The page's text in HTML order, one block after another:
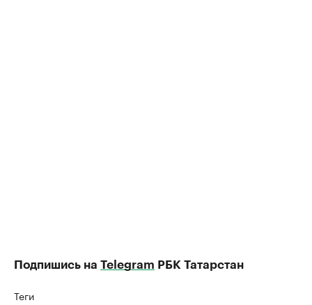
Подпишись на Telegram РБК Татарстан
Теги